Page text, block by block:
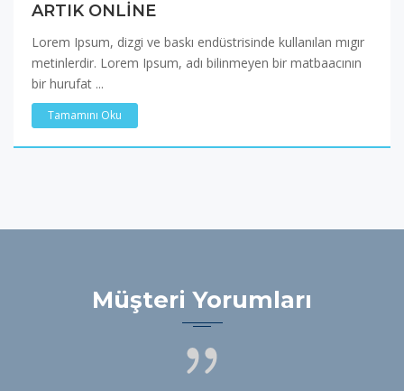
ARTIK ONLINE
Lorem Ipsum, dizgi ve baskı endüstrisinde kullanılan mıgır
metinlerdir. Lorem Ipsum, adı bilinmeyen bir matbaacının
bir hurufat ...
Tamamını Oku
Müşteri Yorumları